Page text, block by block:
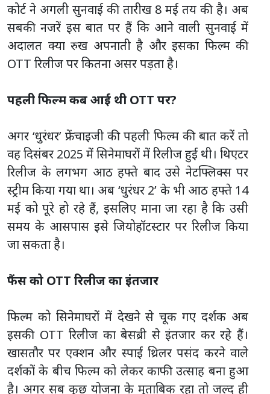
कोर्ट ने अगली सुनवाई की तारीख 8 मई तय की है। अब
सबकी नजरें इस बात पर हैं कि आने वाली सुनवाई में
अदालत क्या रुख अपनाती है और इसका फिल्म की
OTT रिलीज पर कितना असर पड़ता है।
पहली फिल्म कब आई थी OTT पर?
अगर ‘धुरंधर’ फ्रेंचाइजी की पहली फिल्म की बात करें तो
वह दिसंबर 2025 में सिनेमाघरों में रिलीज हुई थी। थिएटर
रिलीज के लगभग आठ हफ्ते बाद उसे नेटफ्लिक्स पर
स्ट्रीम किया गया था। अब ‘धुरंधर 2’ के भी आठ हफ्ते 14
मई को पूरे हो रहे हैं, इसलिए माना जा रहा है कि उसी
समय के आसपास इसे जियोहॉटस्टार पर रिलीज किया
जा सकता है।
फैंस को OTT रिलीज का इंतजार
फिल्म को सिनेमाघरों में देखने से चूक गए दर्शक अब
इसकी OTT रिलीज का बेसब्री से इंतजार कर रहे हैं।
खासतौर पर एक्शन और स्पाई थ्रिलर पसंद करने वाले
दर्शकों के बीच फिल्म को लेकर काफी उत्साह बना हुआ
है। अगर सब कुछ योजना के मुताबिक रहा तो जल्द ही